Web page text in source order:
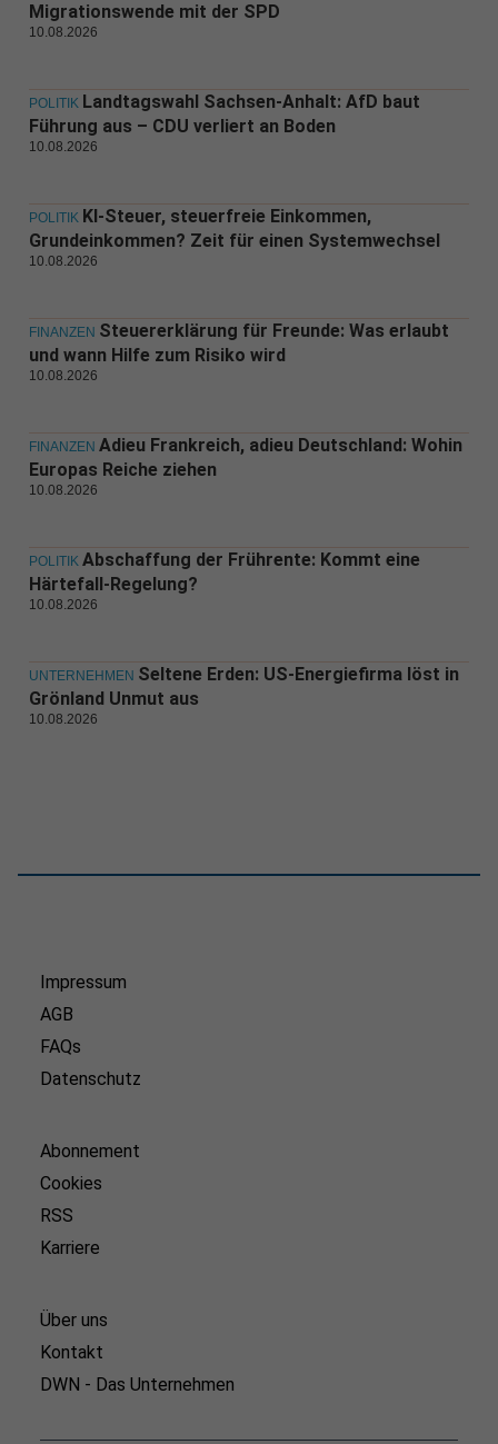
Migrationswende mit der SPD
10.08.2026
POLITIK Landtagswahl Sachsen-Anhalt: AfD baut
Führung aus – CDU verliert an Boden
10.08.2026
POLITIK KI-Steuer, steuerfreie Einkommen,
Grundeinkommen? Zeit für einen Systemwechsel
10.08.2026
FINANZEN Steuererklärung für Freunde: Was erlaubt
und wann Hilfe zum Risiko wird
10.08.2026
FINANZEN Adieu Frankreich, adieu Deutschland: Wohin
Europas Reiche ziehen
10.08.2026
POLITIK Abschaffung der Frührente: Kommt eine
Härtefall-Regelung?
10.08.2026
UNTERNEHMEN Seltene Erden: US-Energiefirma löst in
Grönland Unmut aus
10.08.2026
Impressum
AGB
FAQs
Datenschutz
Abonnement
Cookies
RSS
Karriere
Über uns
Kontakt
DWN - Das Unternehmen